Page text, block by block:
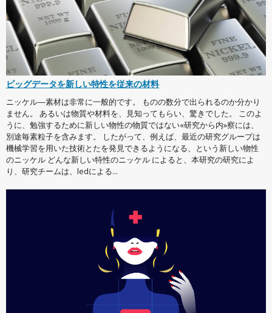
ビッグデータを新しい特性を従来の材料
ニッケル—素材は非常に一般的です。 ものの数分で出られるのか分かり
ません。 あるいは物質や材料を、見知ってもらい、驚きでした。 このよ
うに、勉強するために新しい物性の物質ではない«研究から内»察には、
別途毎素粒子を含みます。 したがって、例えば、最近の研究グループは
機械学習を用いた技術とたを発見できるようになる、という新しい物性
のニッケル どんな新しい特性のニッケル によると、本研究の研究によ
り、研究チームは、ledによる...